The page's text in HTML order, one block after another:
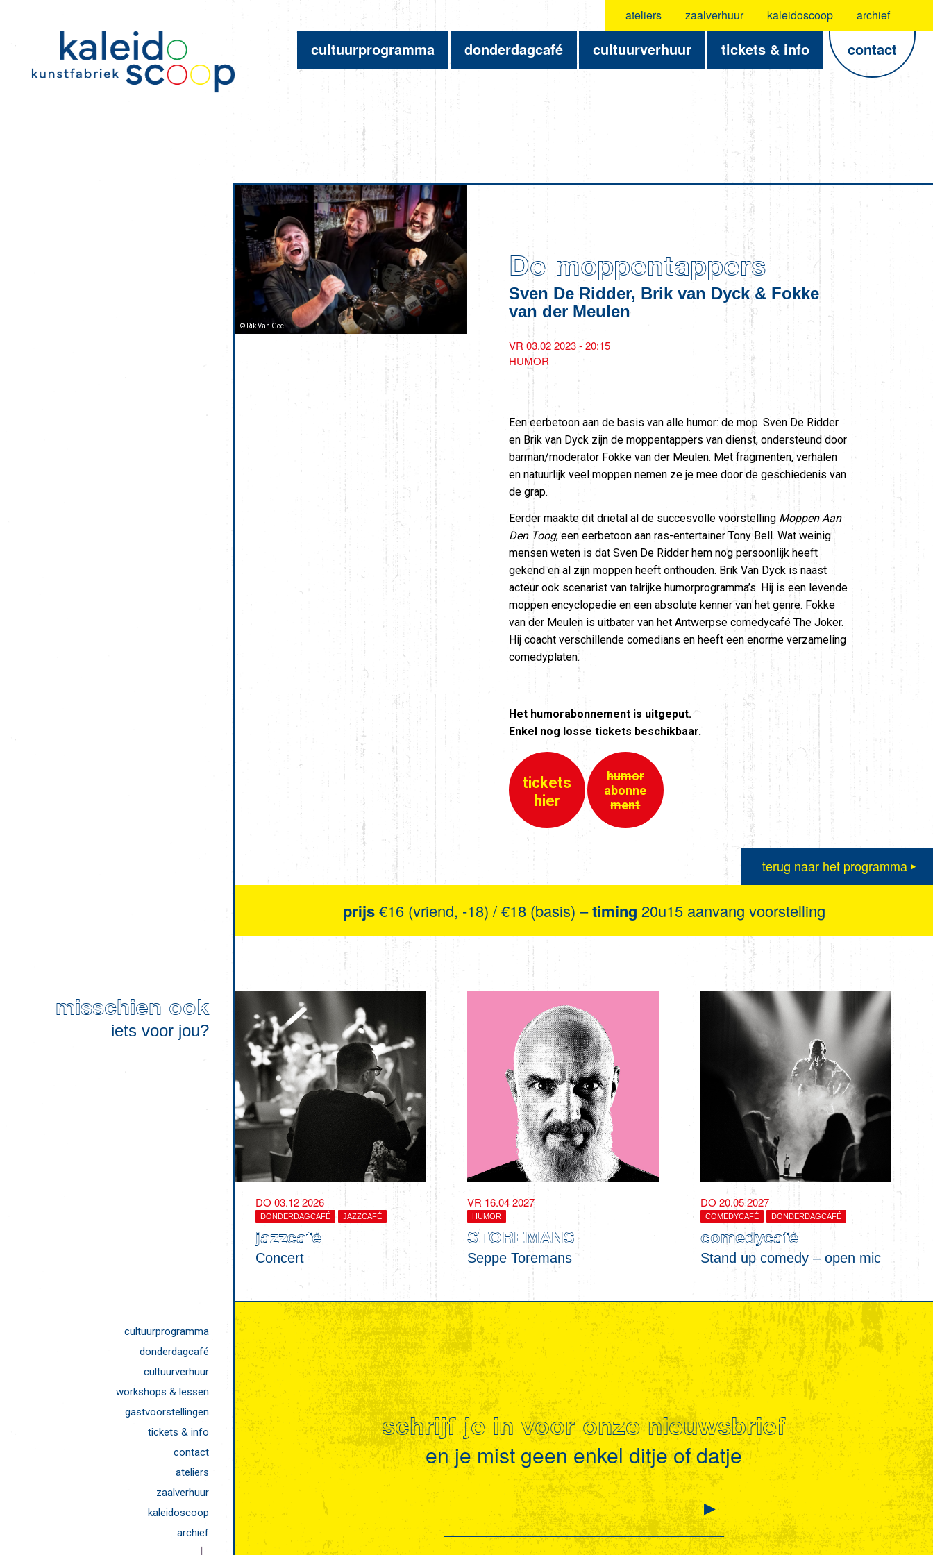
ateliers zaalverhuur kaleidoscoop archief
cultuurprogramma donderdagcafé cultuurverhuur tickets & info contact
© Rik Van Geel
De moppentappers
Sven De Ridder, Brik van Dyck & Fokke
van der Meulen
VR 03.02 2023 - 20:15
HUMOR
Een eerbetoon aan de basis van alle humor: de mop. Sven De Ridder
en Brik van Dyck zijn de moppentappers van dienst, ondersteund door
barman/moderator Fokke van der Meulen. Met fragmenten, verhalen
en natuurlijk veel moppen nemen ze je mee door de geschiedenis van
de grap.
Eerder maakte dit drietal al de succesvolle voorstelling Moppen Aan
Den Toog, een eerbetoon aan ras-entertainer Tony Bell. Wat weinig
mensen weten is dat Sven De Ridder hem nog persoonlijk heeft
gekend en al zijn moppen heeft onthouden. Brik Van Dyck is naast
acteur ook scenarist van talrijke humorprogramma’s. Hij is een levende
moppen encyclopedie en een absolute kenner van het genre. Fokke
van der Meulen is uitbater van het Antwerpse comedycafé The Joker.
Hij coacht verschillende comedians en heeft een enorme verzameling
comedyplaten.
Het humorabonnement is uitgeput.
Enkel nog losse tickets beschikbaar.
tickets
hier
humor
abonne
ment
terug naar het programma
prijs€16 (vriend, -18) / €18 (basis) –timing 20u15 aanvang voorstelling
misschien ook
iets voor jou?
DO 03.12 2026
DONDERDAGCAFÉ JAZZCAFÉ
jazzcafé
Concert
VR 16.04 2027
HUMOR
STOREMANS
Seppe Toremans
DO 20.05 2027
COMEDYCAFÉ DONDERDAGCAFÉ
comedycafé
Stand up comedy – open mic
cultuurprogramma
donderdagcafé
cultuurverhuur
workshops & lessen
gastvoorstellingen
tickets & info
contact
ateliers
zaalverhuur
kaleidoscoop
archief
schrijf je in voor onze nieuwsbrief
en je mist geen enkel ditje of datje